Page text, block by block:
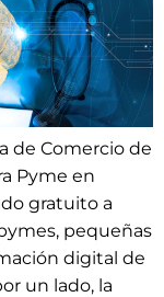
de Comercio de
Pyme en
gratuito a
pequeñas
digital de
un lado, la